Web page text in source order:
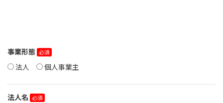
事業形態
法人
個人事業主
法人名